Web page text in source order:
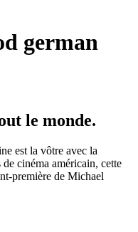
german
le monde.
est la vôtre avec la
cinéma américain, cette
première de Michael